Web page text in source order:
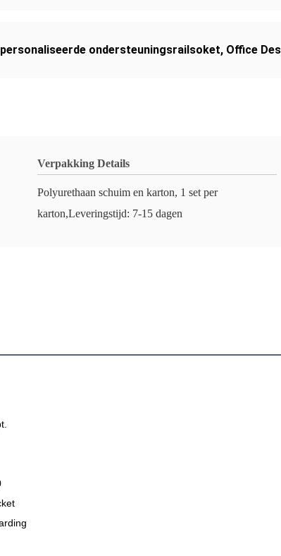
ondersteuningsrailsoket, Office
Verpakking Details
Polyurethaan schuim en karton, 1 set per
karton,Leveringstijd: 7-15 dagen